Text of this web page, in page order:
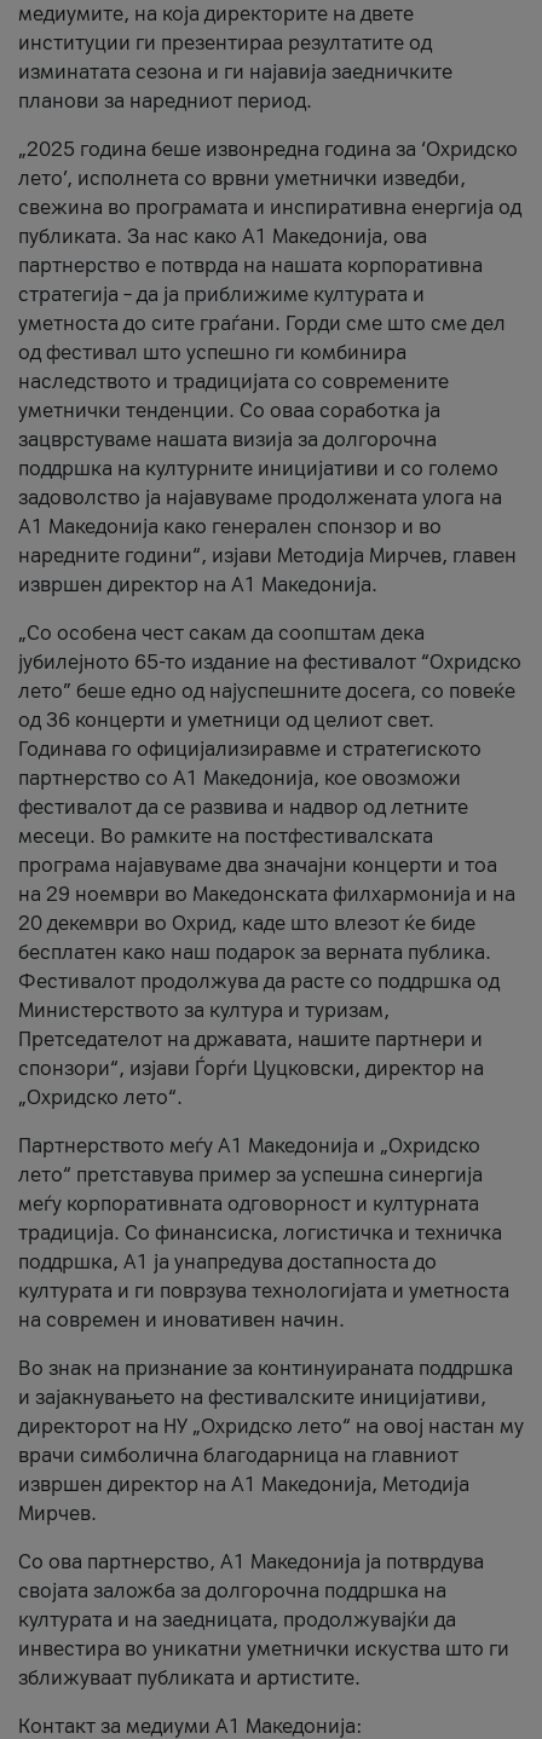
медиумите, на која директорите на двете
институции ги презентираа резултатите од
изминатата сезона и ги најавија заедничките
планови за наредниот период.
„2025 година беше извонредна година за ‘Охридско
лето’, исполнета со врвни уметнички изведби,
свежина во програмата и инспиративна енергија од
публиката. За нас како A1 Македонија, ова
партнерство е потврда на нашата корпоративна
стратегија – да ја приближиме културата и
уметноста до сите граѓани. Горди сме што сме дел
од фестивал што успешно ги комбинира
наследството и традицијата со современите
уметнички тенденции. Со оваа соработка ја
зацврстуваме нашата визија за долгорочна
поддршка на културните иницијативи и со големо
задоволство ја најавуваме продолжената улога на
A1 Македонија како генерален спонзор и во
наредните години“, изјави Методија Мирчев, главен
извршен директор на A1 Македонија.
„Со особена чест сакам да соопштам дека
јубилејното 65-то издание на фестивалот “Охридско
лето” беше едно од најуспешните досега, со повеќе
од 36 концерти и уметници од целиот свет.
Годинава го официјализиравме и стратегиското
партнерство со А1 Македонија, кое овозможи
фестивалот да се развива и надвор од летните
месеци. Во рамките на постфестивалската
програма најавуваме два значајни концерти и тоа
на 29 ноември во Македонската филхармонија и на
20 декември во Охрид, каде што влезот ќе биде
бесплатен како наш подарок за верната публика.
Фестивалот продолжува да расте со поддршка од
Министерството за култура и туризам,
Претседателот на државата, нашите партнери и
спонзори“, изјави Ѓорѓи Цуцковски, директор на
„Охридско лето“.
Партнерството меѓу A1 Македонија и „Охридско
лето“ претставува пример за успешна синергија
меѓу корпоративната одговорност и културната
традиција. Со финансиска, логистичка и техничка
поддршка, A1 ја унапредува достапноста до
културата и ги поврзува технологијата и уметноста
на современ и иновативен начин.
Во знак на признание за континуираната поддршка
и зајакнувањето на фестивалските иницијативи,
директорот на НУ „Охридско лето“ на овој настан му
врачи симболична благодарница на главниот
извршен директор на A1 Македонија, Методија
Мирчев.
Со ова партнерство, A1 Македонија ја потврдува
својата заложба за долгорочна поддршка на
културата и на заедницата, продолжувајќи да
инвестира во уникатни уметнички искуства што ги
зближуваат публиката и артистите.
Контакт за медиуми А1 Македонија: